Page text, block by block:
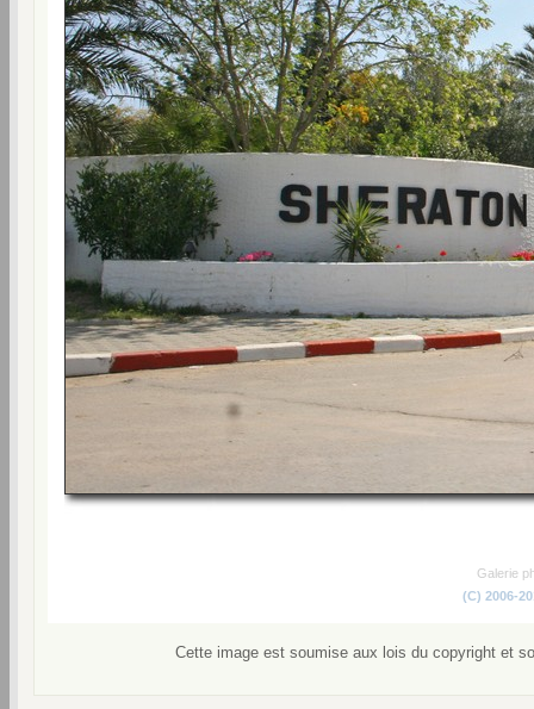
Galerie
(C) 2006-
Cette image est soumise aux lois du copyright et